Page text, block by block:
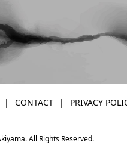
CONTACT PRIVACY
All Rights Reserved.